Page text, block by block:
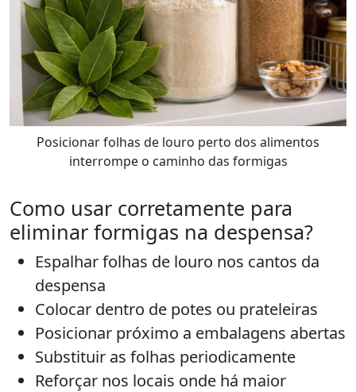
Posicionar folhas de louro perto dos alimentos
interrompe o caminho das formigas
Como usar corretamente para
eliminar formigas na despensa?
Espalhar folhas de louro nos cantos da
despensa
Colocar dentro de potes ou prateleiras
Posicionar próximo a embalagens abertas
Substituir as folhas periodicamente
Reforçar nos locais onde há maior